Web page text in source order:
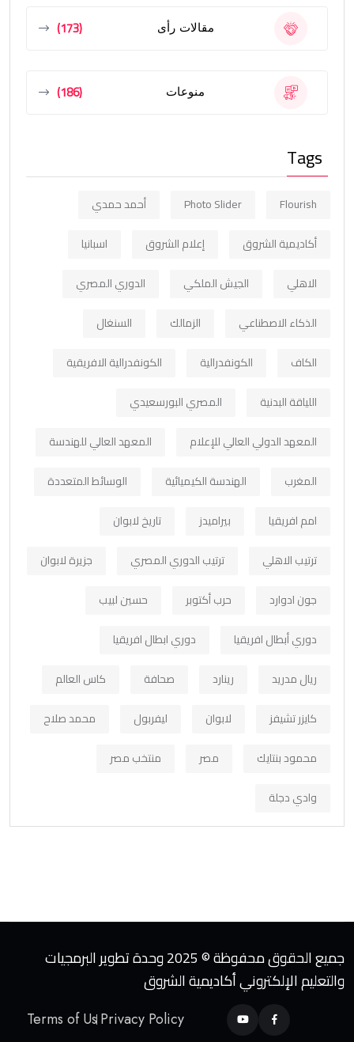
مقالات رأى (173)
منوعات (186)
Tags
Flourish
Photo Slider
أحمد حمدي
أكاديمية الشروق
إعلام الشروق
اسبانيا
الاهلي
الجيش الملكي
الدوري المصري
الذكاء الاصطناعي
الزمالك
السنغال
الكاف
الكونفدرالية
الكونفدرالية الافريقية
اللياقة البدنية
المصري البورسعيدي
المعهد الدولي العالي للإعلام
المعهد العالي للهندسة
المغرب
الهندسة الكيميائية
الوسائط المتعددة
امم افريقيا
بيراميدز
تاريخ لابوان
ترتيب الاهلي
ترتيب الدوري المصري
جزيرة لابوان
جون ادوارد
حرب أكتوبر
حسين لبيب
دوري أبطال افريقيا
دوري ابطال افريقيا
ريال مدريد
رينارد صحافة
كاس العالم
كايزر تشيفز
لابوان ليفربول
محمد صلاح
محمود بنتايك
مصر
منتخب مصر
وادي دجلة
جميع الحقوق محفوظة © 2025 وحدة تطوير البرمجيات
والتعليم الإلكتروني أكاديمية الشروق
Terms of UsPrivacy Policy